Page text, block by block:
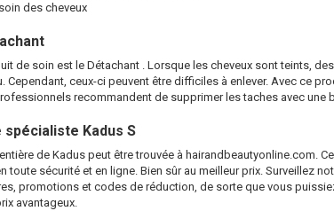
des cheveux
de soin est le Détachant . Lorsque les cheveux sont teints,
Cependant, ceux-ci peuvent être difficiles à enlever. Avec ce
recommandent de supprimer les taches avec une
spécialiste Kadus S
de Kadus peut être trouvée à hairandbeautyonline.com.
toute sécurité et en ligne. Bien sûr au meilleur prix. Surveillez
promotions et codes de réduction, de sorte que vous
avantageux.